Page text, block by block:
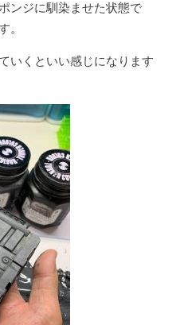
ンジに馴染ませた状態で
。
いくといい感じになります